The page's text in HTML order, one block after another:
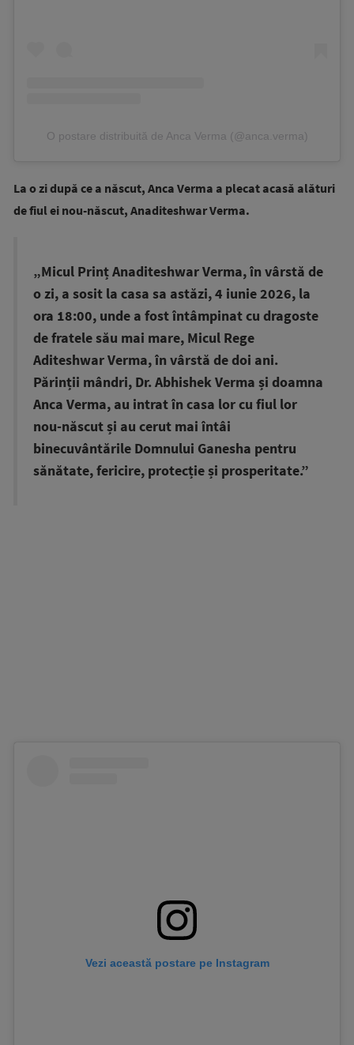
O postare distribuită de Anca Verma (@anca.verma)
La o zi după ce a născut, Anca Verma a plecat acasă alături
de fiul ei nou-născut, Anaditeshwar Verma.
„Micul Prinț Anaditeshwar Verma, în vârstă de
o zi, a sosit la casa sa astăzi, 4 iunie 2026, la
ora 18:00, unde a fost întâmpinat cu dragoste
de fratele său mai mare, Micul Rege
Aditeshwar Verma, în vârstă de doi ani.
Părinții mândri, Dr. Abhishek Verma și doamna
Anca Verma, au intrat în casa lor cu fiul lor
nou-născut și au cerut mai întâi
binecuvântările Domnului Ganesha pentru
sănătate, fericire, protecție și prosperitate.”
Vezi această postare pe Instagram